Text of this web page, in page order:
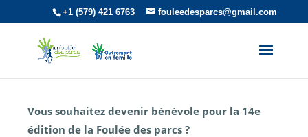
+1 (579) 421 6763 fouleedesparcs@gmail.com
Vous souhaitez être bénévole le jour J ?
Vous souhaitez devenir bénévole pour la 14e
édition de la Foulée des parcs ?